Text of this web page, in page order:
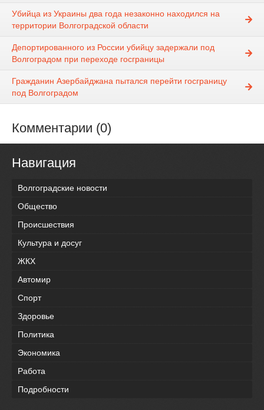
Убийца из Украины два года незаконно находился на
территории Волгоградской области
Депортированного из России убийцу задержали под
Волгоградом при переходе госграницы
Гражданин Азербайджана пытался перейти госграницу
под Волгоградом
Комментарии (0)
Навигация
Волгоградские новости
Общество
Происшествия
Культура и досуг
ЖКХ
Автомир
Спорт
Здоровье
Политика
Экономика
Работа
Подробности